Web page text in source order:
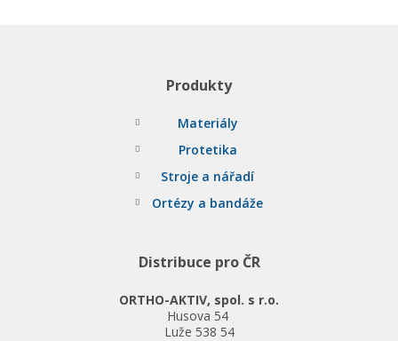
Produkty
Materiály
Protetika
Stroje a nářadí
Ortézy a bandáže
Distribuce pro ČR
ORTHO-AKTIV, spol. s r.o.
Husova 54
Luže 538 54